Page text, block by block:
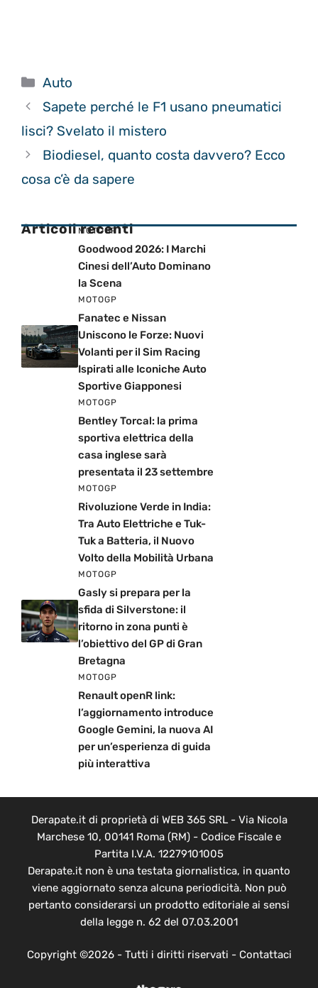
Categorie
Auto
Sapete perché le F1 usano pneumatici
lisci? Svelato il mistero
Biodiesel, quanto costa davvero? Ecco
cosa c’è da sapere
Articoli recenti
MOTOGP
Goodwood 2026: I Marchi
Cinesi dell’Auto Dominano
la Scena
MOTOGP
Fanatec e Nissan
Uniscono le Forze: Nuovi
Volanti per il Sim Racing
Ispirati alle Iconiche Auto
Sportive Giapponesi
MOTOGP
Bentley Torcal: la prima
sportiva elettrica della
casa inglese sarà
presentata il 23 settembre
MOTOGP
Rivoluzione Verde in India:
Tra Auto Elettriche e Tuk-
Tuk a Batteria, il Nuovo
Volto della Mobilità Urbana
MOTOGP
Gasly si prepara per la
sfida di Silverstone: il
ritorno in zona punti è
l’obiettivo del GP di Gran
Bretagna
MOTOGP
Renault openR link:
l’aggiornamento introduce
Google Gemini, la nuova AI
per un’esperienza di guida
più interattiva
Derapate.it di proprietà di WEB 365 SRL - Via Nicola
Marchese 10, 00141 Roma (RM) - Codice Fiscale e
Partita I.V.A. 12279101005
Derapate.it non è una testata giornalistica, in quanto
viene aggiornato senza alcuna periodicità. Non può
pertanto considerarsi un prodotto editoriale ai sensi
della legge n. 62 del 07.03.2001
Copyright ©2026 - Tutti i diritti riservati - Contattaci